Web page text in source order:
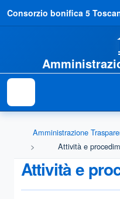
Consorzio bonifica 5
Amministrazione
Attività e
Attività e